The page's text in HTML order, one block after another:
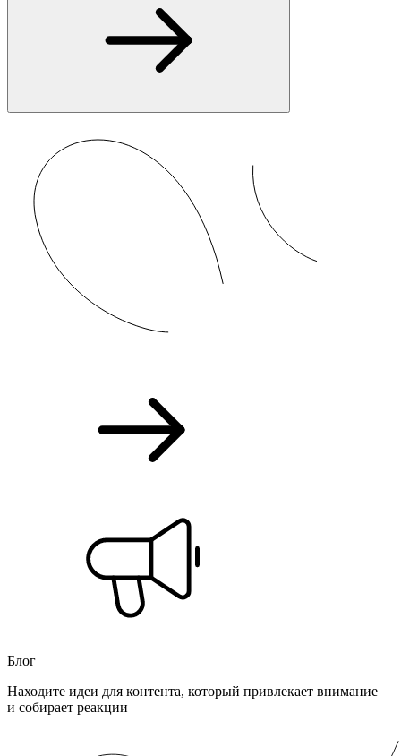
Блог
Находите идеи для контента, который привлекает внимание
и собирает реакции